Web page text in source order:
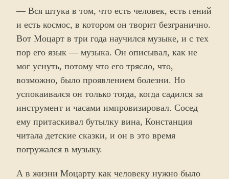
— Вся штука в том, что есть человек, есть гений
и есть космос, в котором он творит безгранично.
Вот Моцарт в три года научился музыке, и с тех
пор его язык — музыка. Он описывал, как не
мог уснуть, потому что его трясло, что,
возможно, было проявлением болезни. Но
успокаивался он только тогда, когда садился за
инструмент и часами импровизировал. Сосед
ему притаскивал бутылку вина, Констанция
читала детские сказки, и он в это время
погружался в музыку.
А в жизни Моцарту как человеку нужно было